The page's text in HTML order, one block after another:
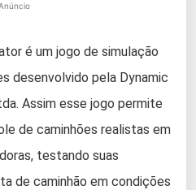
é um jogo de simulação
desenvolvido pela Dynamic
Assim esse jogo permite
de caminhões realistas em
testando suas
de caminhão em condições